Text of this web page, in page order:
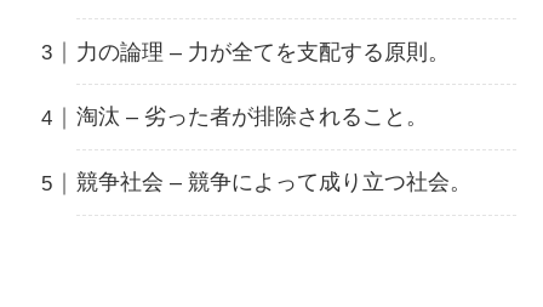
力の論理 – 力が全てを支配する原則。
淘汰 – 劣った者が排除されること。
競争社会 – 競争によって成り立つ社会。